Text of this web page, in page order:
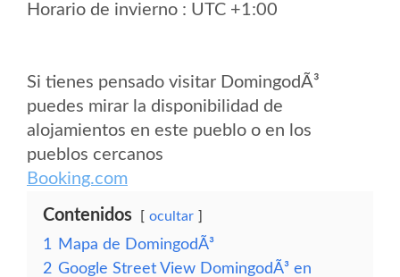
Horario de invierno : UTC +1:00
Si tienes pensado visitar DomingodÃ³
puedes mirar la disponibilidad de
alojamientos en este pueblo o en los
pueblos cercanos
Booking.com
Contenidos ocultar
1
Mapa de DomingodÃ³
2 Google Street View DomingodÃ³ en